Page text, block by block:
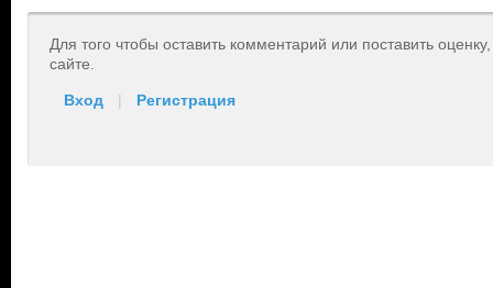
Для того чтобы оставить комментарий или поставить
сайте.
Вход | Регистрация